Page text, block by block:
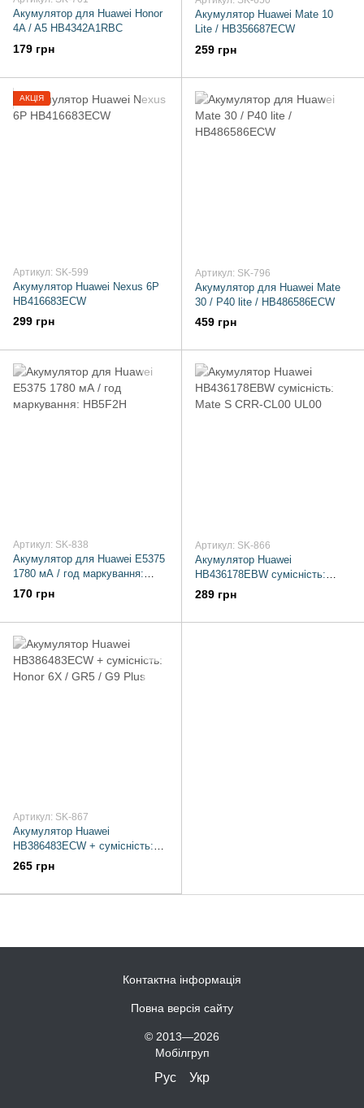
Акумулятор для Huawei Honor
4A / A5 HB4342A1RBC
179 грн
Акумулятор Huawei Mate 10
Lite / HB356687ECW
259 грн
АКЦІЯ
Артикул: SK-599
Акумулятор Huawei Nexus 6P
HB416683ECW
299 грн
Артикул: SK-796
Акумулятор для Huawei Mate
30 / P40 lite / HB486586ECW
459 грн
Артикул: SK-838
Акумулятор для Huawei E5375
1780 мА / год маркування:
HB5F2H
170 грн
Артикул: SK-866
Акумулятор Huawei
HB436178EBW сумісність:
Mate S CRR-CL00 UL00
289 грн
Артикул: SK-867
Акумулятор Huawei
HB386483ECW + сумісність:
Honor 6X / GR5 / G9 Plus
265 грн
Контактна інформація
Повна версія сайту
© 2013—2026
Мобілгруп
Рус Укр